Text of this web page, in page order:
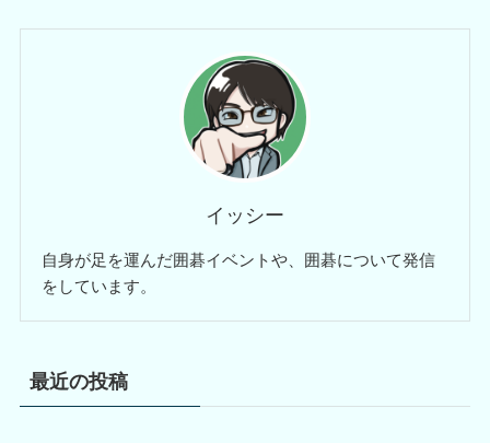
イッシー
自身が足を運んだ囲碁イベントや、囲碁について発信
をしています。
最近の投稿